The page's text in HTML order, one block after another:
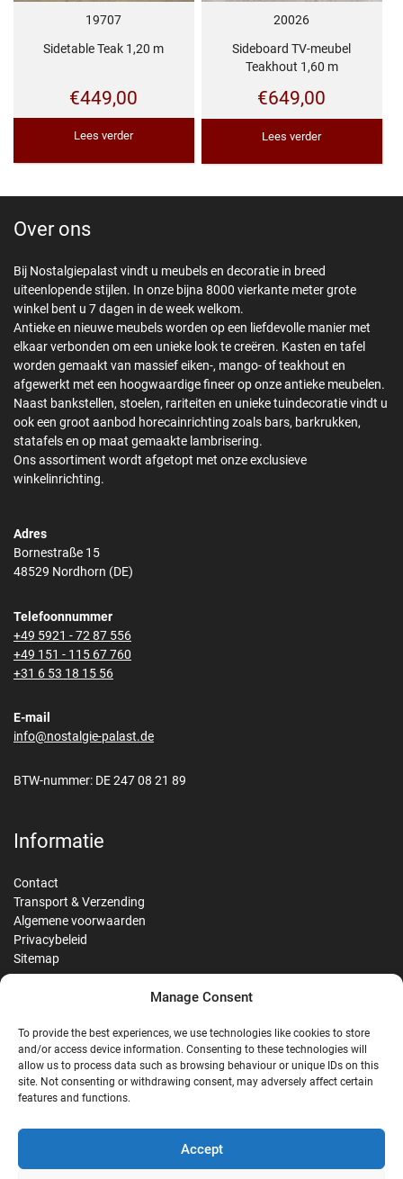
Manage Consent
To provide the best experiences, we use technologies like cookies to store
and/or access device information. Consenting to these technologies will
allow us to process data such as browsing behaviour or unique IDs on this
site. Not consenting or withdrawing consent, may adversely affect certain
features and functions.
Accept
19707
Sidetable Teak 1,20 m
€449,00
Lees verder
20026
Sideboard TV-meubel
Teakhout 1,60 m
€649,00
Lees verder
Over ons
Bij Nostalgiepalast vindt u meubels en decoratie in breed
uiteenlopende stijlen. In onze bijna 8000 vierkante meter grote
winkel bent u 7 dagen in de week welkom.
Antieke en nieuwe meubels worden op een liefdevolle manier met
elkaar verbonden om een unieke look te creëren. Kasten en tafel
worden gemaakt van massief eiken-, mango- of teakhout en
afgewerkt met een hoogwaardige fineer op onze antieke meubelen.
Naast bankstellen, stoelen, rariteiten en unieke tuindecoratie vindt u
ook een groot aanbod horecainrichting zoals bars, barkrukken,
statafels en op maat gemaakte lambrisering.
Ons assortiment wordt afgetopt met onze exclusieve
winkelinrichting.
Adres
Bornestraße 15
48529 Nordhorn (DE)
Telefoonnummer
+49 5921 - 72 87 556
+49 151 - 115 67 760
+31 6 53 18 15 56
E-mail
info@nostalgie-palast.de
BTW-nummer: DE 247 08 21 89
Informatie
Contact
Transport & Verzending
Algemene voorwaarden
Privacybeleid
Sitemap
G Google Reviews